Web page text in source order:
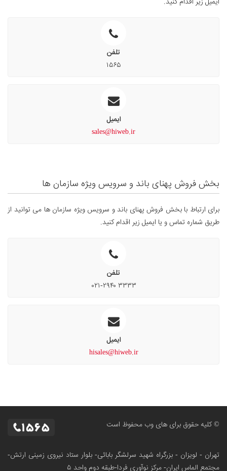
تلفن
۱۵۶۵
ایمیل
sales@hiweb.ir
بخش فروش پهنای باند و سرویس ویژه سازمان ها
برای ارتباط با بخش فروش پهنای باند و سرویس ویژه سازمان ها می توانید از
طریق شماره تماس و یا ایمیل زیر اقدام کنید.
تلفن
۰۲۱-۲۹۴۰ ۳۳۳۳
ایمیل
hisales@hiweb.ir
© کلیه حقوق برای های وب محفوظ است
تهران - لویزان - بزرگراه شهید سرلشگر بابائی- بلوار ستاد نیروی زمینی ارتش-
مجتمع الماس ایران- مرکز نوآوری فردا-طبقه دوم واحد ۵